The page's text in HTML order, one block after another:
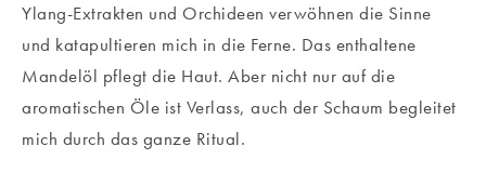
Ylang-Extrakten und Orchideen verwöhnen die Sinne
und katapultieren mich in die Ferne. Das enthaltene
Mandelöl pflegt die Haut. Aber nicht nur auf die
aromatischen Öle ist Verlass, auch der Schaum begleitet
mich durch das ganze Ritual.